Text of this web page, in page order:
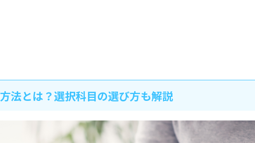
法とは？選択科目の選び方も解説